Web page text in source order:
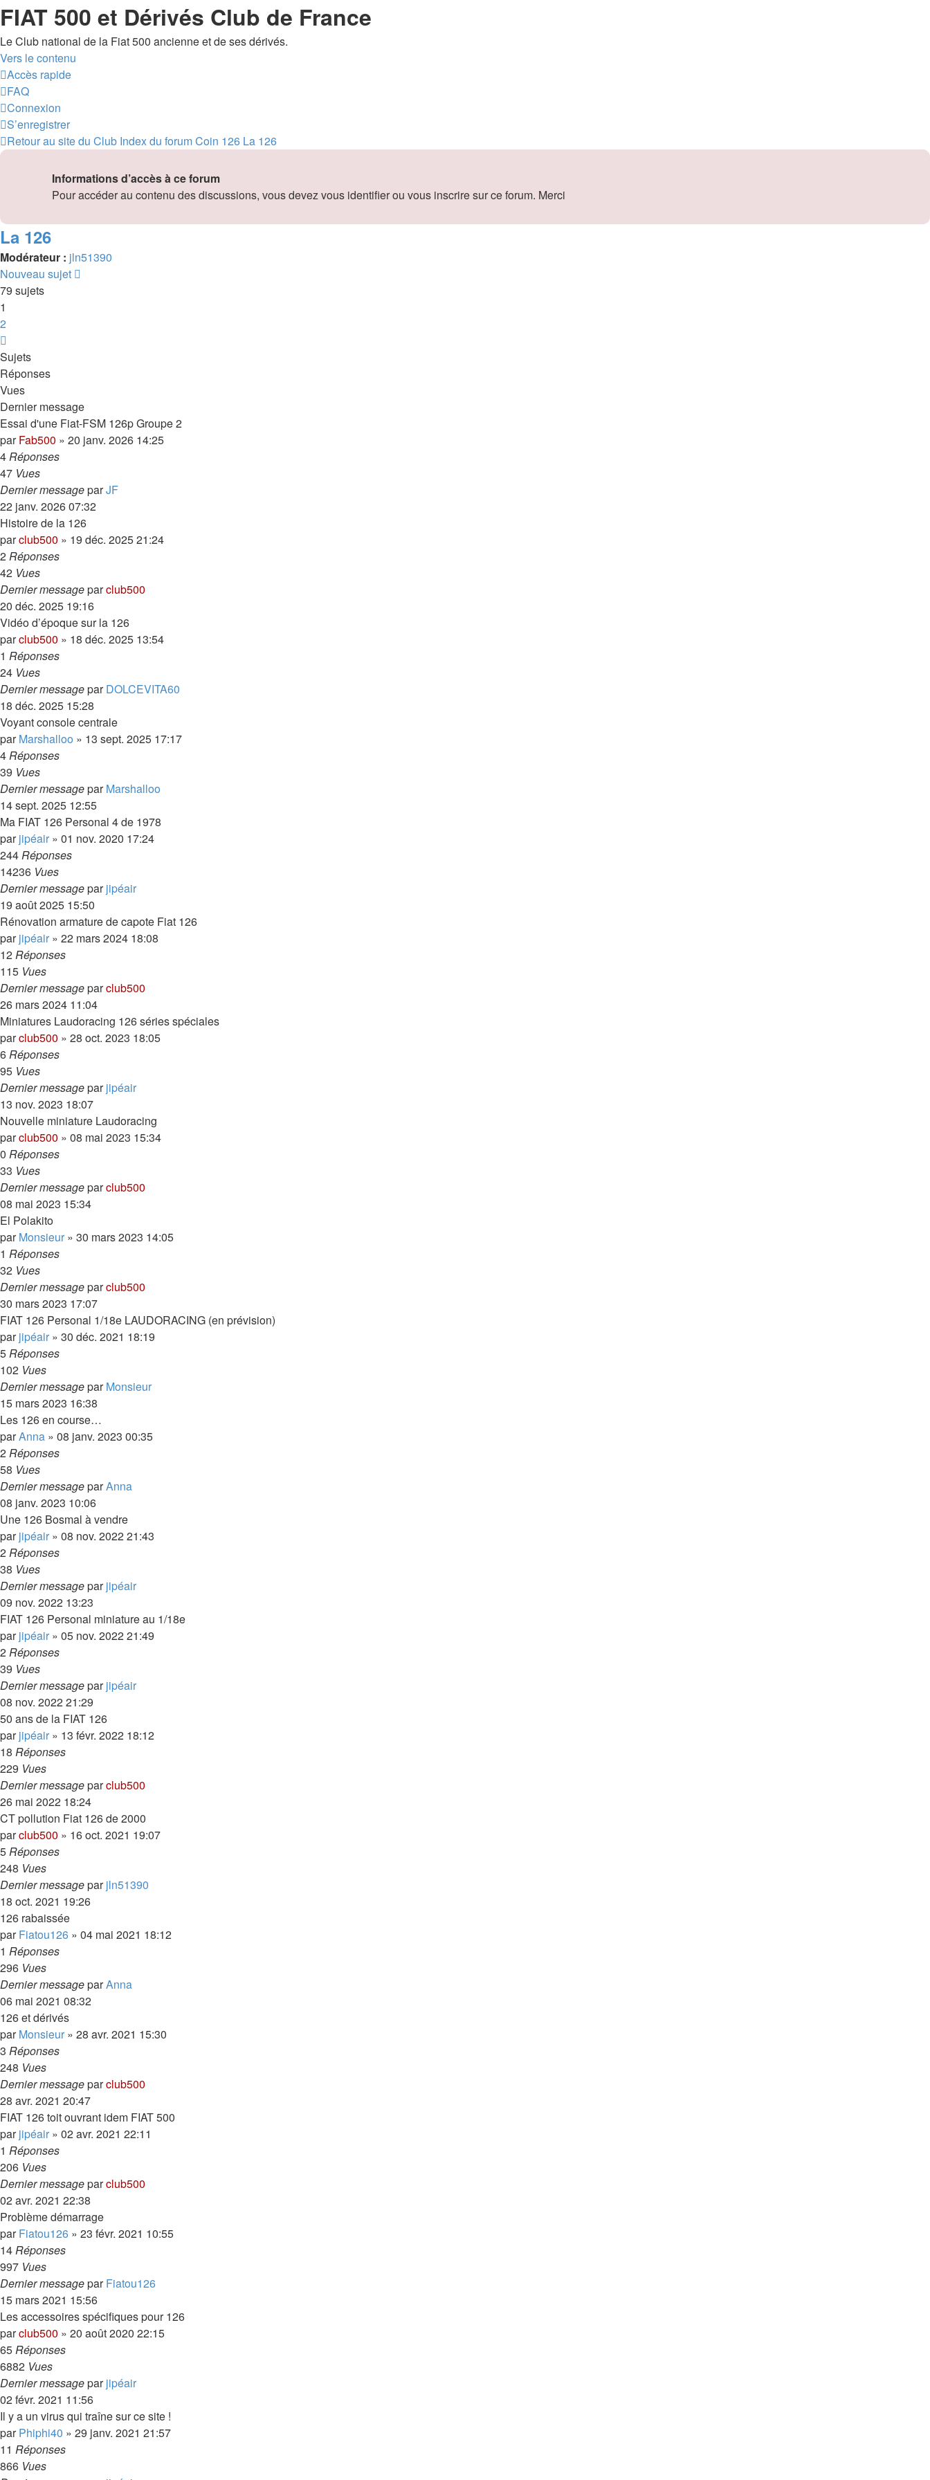
FIAT 500 et Dérivés Club de France
Le Club national de la Fiat 500 ancienne et de ses dérivés.
Vers le contenu
Accès rapide
FAQ
Connexion
S’enregistrer
Retour au site du Club Index du forumCoin 126 La 126
Informations d’accès à ce forum
Pour accéder au contenu des discussions, vous devez vous identifier ou vous inscrire sur ce forum. Merci
La 126
Modérateur : jln51390
Nouveau sujet
79 sujets
1
2
Sujets
Réponses
Vues
Dernier message
Essai d'une Fiat-FSM 126p Groupe 2
parFab500 » 20 janv. 2026 14:25
4Réponses
47 Vues
Dernier messageparJF
22 janv. 2026 07:32
Histoire de la 126
parclub500 » 19 déc. 2025 21:24
2Réponses
42 Vues
Dernier messageparclub500
20 déc. 2025 19:16
Vidéo d’époque sur la 126
parclub500 » 18 déc. 2025 13:54
1 Réponses
24 Vues
Dernier messageparDOLCEVITA60
18 déc. 2025 15:28
Voyant console centrale
parMarshalloo » 13 sept. 2025 17:17
4Réponses
39 Vues
Dernier messageparMarshalloo
14 sept. 2025 12:55
Ma FIAT 126 Personal 4 de 1978
parjipéair » 01 nov. 2020 17:24
244Réponses
14236 Vues
Dernier messageparjipéair
19 août 2025 15:50
Rénovation armature de capote Fiat 126
parjipéair » 22 mars 2024 18:08
12Réponses
115 Vues
Dernier messageparclub500
26 mars 2024 11:04
Miniatures Laudoracing 126 séries spéciales
parclub500 » 28 oct. 2023 18:05
6Réponses
95 Vues
Dernier messageparjipéair
13 nov. 2023 18:07
Nouvelle miniature Laudoracing
parclub500 » 08 mai 2023 15:34
0 Réponses
33 Vues
Dernier messageparclub500
08 mai 2023 15:34
El Polakito
parMonsieur » 30 mars 2023 14:05
1 Réponses
32 Vues
Dernier messageparclub500
30 mars 2023 17:07
FIAT 126 Personal 1/18e LAUDORACING (en prévision)
parjipéair » 30 déc. 2021 18:19
5Réponses
102 Vues
Dernier messageparMonsieur
15 mars 2023 16:38
Les 126 en course…
parAnna » 08 janv. 2023 00:35
2Réponses
58 Vues
Dernier messageparAnna
08 janv. 2023 10:06
Une 126 Bosmal à vendre
parjipéair » 08 nov. 2022 21:43
2Réponses
38 Vues
Dernier messageparjipéair
09 nov. 2022 13:23
FIAT 126 Personal miniature au 1/18e
parjipéair » 05 nov. 2022 21:49
2Réponses
39 Vues
Dernier messageparjipéair
08 nov. 2022 21:29
50 ans de la FIAT 126
parjipéair » 13 févr. 2022 18:12
18 Réponses
229 Vues
Dernier messageparclub500
26 mai 2022 18:24
CT pollution Fiat 126 de 2000
parclub500 » 16 oct. 2021 19:07
5Réponses
248 Vues
Dernier messageparjln51390
18 oct. 2021 19:26
126 rabaissée
parFiatou126 » 04 mai 2021 18:12
1 Réponses
296 Vues
Dernier messageparAnna
06 mai 2021 08:32
126 et dérivés
parMonsieur » 28 avr. 2021 15:30
3 Réponses
248 Vues
Dernier messageparclub500
28 avr. 2021 20:47
FIAT 126 toit ouvrant idem FIAT 500
parjipéair » 02 avr. 2021 22:11
1 Réponses
206 Vues
Dernier messageparclub500
02 avr. 2021 22:38
Problème démarrage
parFiatou126 » 23 févr. 2021 10:55
14Réponses
997 Vues
Dernier messageparFiatou126
15 mars 2021 15:56
Les accessoires spécifiques pour 126
parclub500 » 20 août 2020 22:15
65Réponses
6882 Vues
Dernier messageparjipéair
02 févr. 2021 11:56
Il y a un virus qui traîne sur ce site !
parPhiphi40 » 29 janv. 2021 21:57
11 Réponses
866 Vues